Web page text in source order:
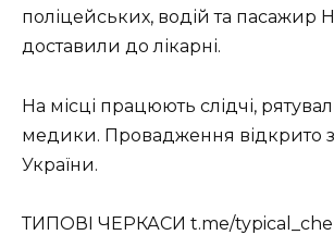
поліцейських, водій та пасажир
доставили до лікарні.
На місці працюють слідчі,
медики. Провадження відкрито
України.
ТИПОВІ ЧЕРКАСИ t.me/